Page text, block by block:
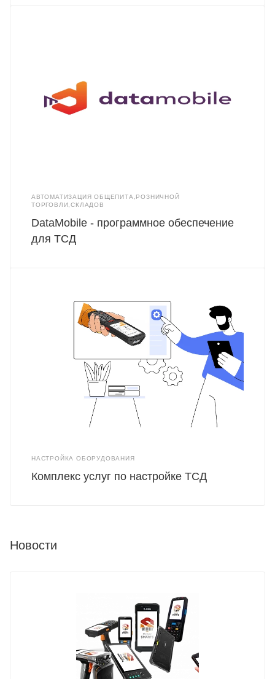
АВТОМАТИЗАЦИЯ ОБЩЕПИТА,РОЗНИЧНОЙ
ТОРГОВЛИ,СКЛАДОВ
DataMobile - программное обеспечение
для ТСД
НАСТРОЙКА ОБОРУДОВАНИЯ
Комплекс услуг по настройке ТСД
Новости